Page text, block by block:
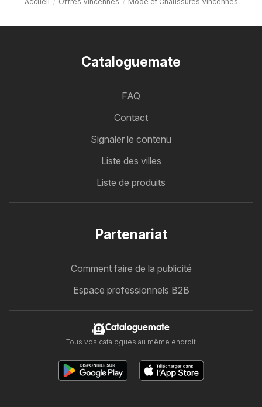
Cataloguemate
FAQ
Contact
Signaler le contenu
Liste des villes
Liste de produits
Partenariat
Comment faire de la publicité
Espace professionnels B2B
Cataloguemate
Tous vos catalogues au même endroit